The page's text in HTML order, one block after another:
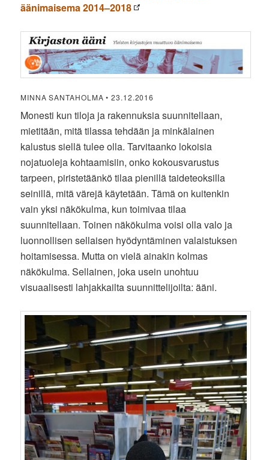
äänimaisema 2014–2018
MINNA SANTAHOLMA • 23.12.2016
Monesti kun tiloja ja rakennuksia suunnitellaan,
mietitään, mitä tilassa tehdään ja minkälainen
kalustus siellä tulee olla. Tarvitaanko lokoisia
nojatuoleja kohtaamisiin, onko kokousvarustus
tarpeen, piristetäänkö tilaa pienillä taideteoksilla
seinillä, mitä värejä käytetään. Tämä on kuitenkin
vain yksi näkökulma, kun toimivaa tilaa
suunnitellaan. Toinen näkökulma voisi olla valo ja
luonnollisen sellaisen hyödyntäminen valaistuksen
hoitamisessa. Mutta on vielä ainakin kolmas
näkökulma. Sellainen, joka usein unohtuu
visuaalisesti lahjakkailta suunnittelijoilta: ääni.